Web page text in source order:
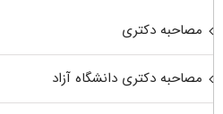
مصاحبه دکتری
مصاحبه دکتری دانشگاه آزاد